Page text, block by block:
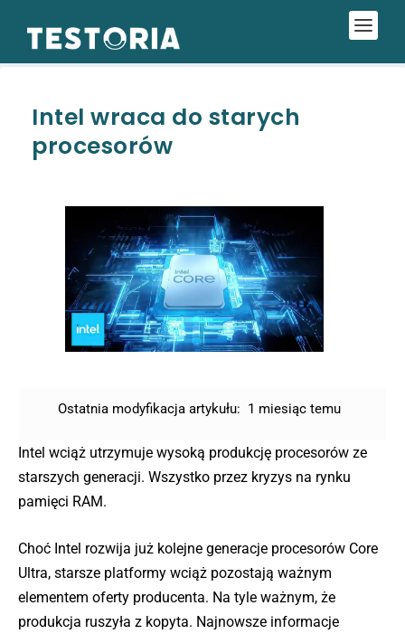
Intel wraca do starych
procesorów
Ostatnia modyfikacja artykułu: 1 miesiąc temu
Intel wciąż utrzymuje wysoką produkcję procesorów ze
starszych generacji. Wszystko przez kryzys na rynku
pamięci RAM.
Choć Intel rozwija już kolejne generacje procesorów Core
Ultra, starsze platformy wciąż pozostają ważnym
elementem oferty producenta. Na tyle ważnym, że
produkcja ruszyła z kopyta. Najnowsze informacje